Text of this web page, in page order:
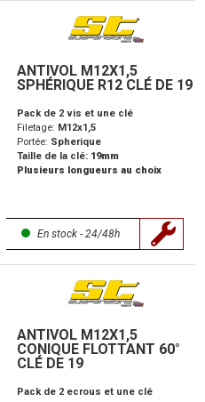
ANTIVOL M12X1,5
SPHÉRIQUE R12 CLÉ DE 19
Pack de 2 vis et une clé
Filetage: M12x1,5
Portée: Spherique
Taille de la clé: 19mm
Plusieurs longueurs au choix
En stock - 24/48h
ANTIVOL M12X1,5
CONIQUE FLOTTANT 60°
CLÉ DE 19
Pack de 2 ecrous et une clé